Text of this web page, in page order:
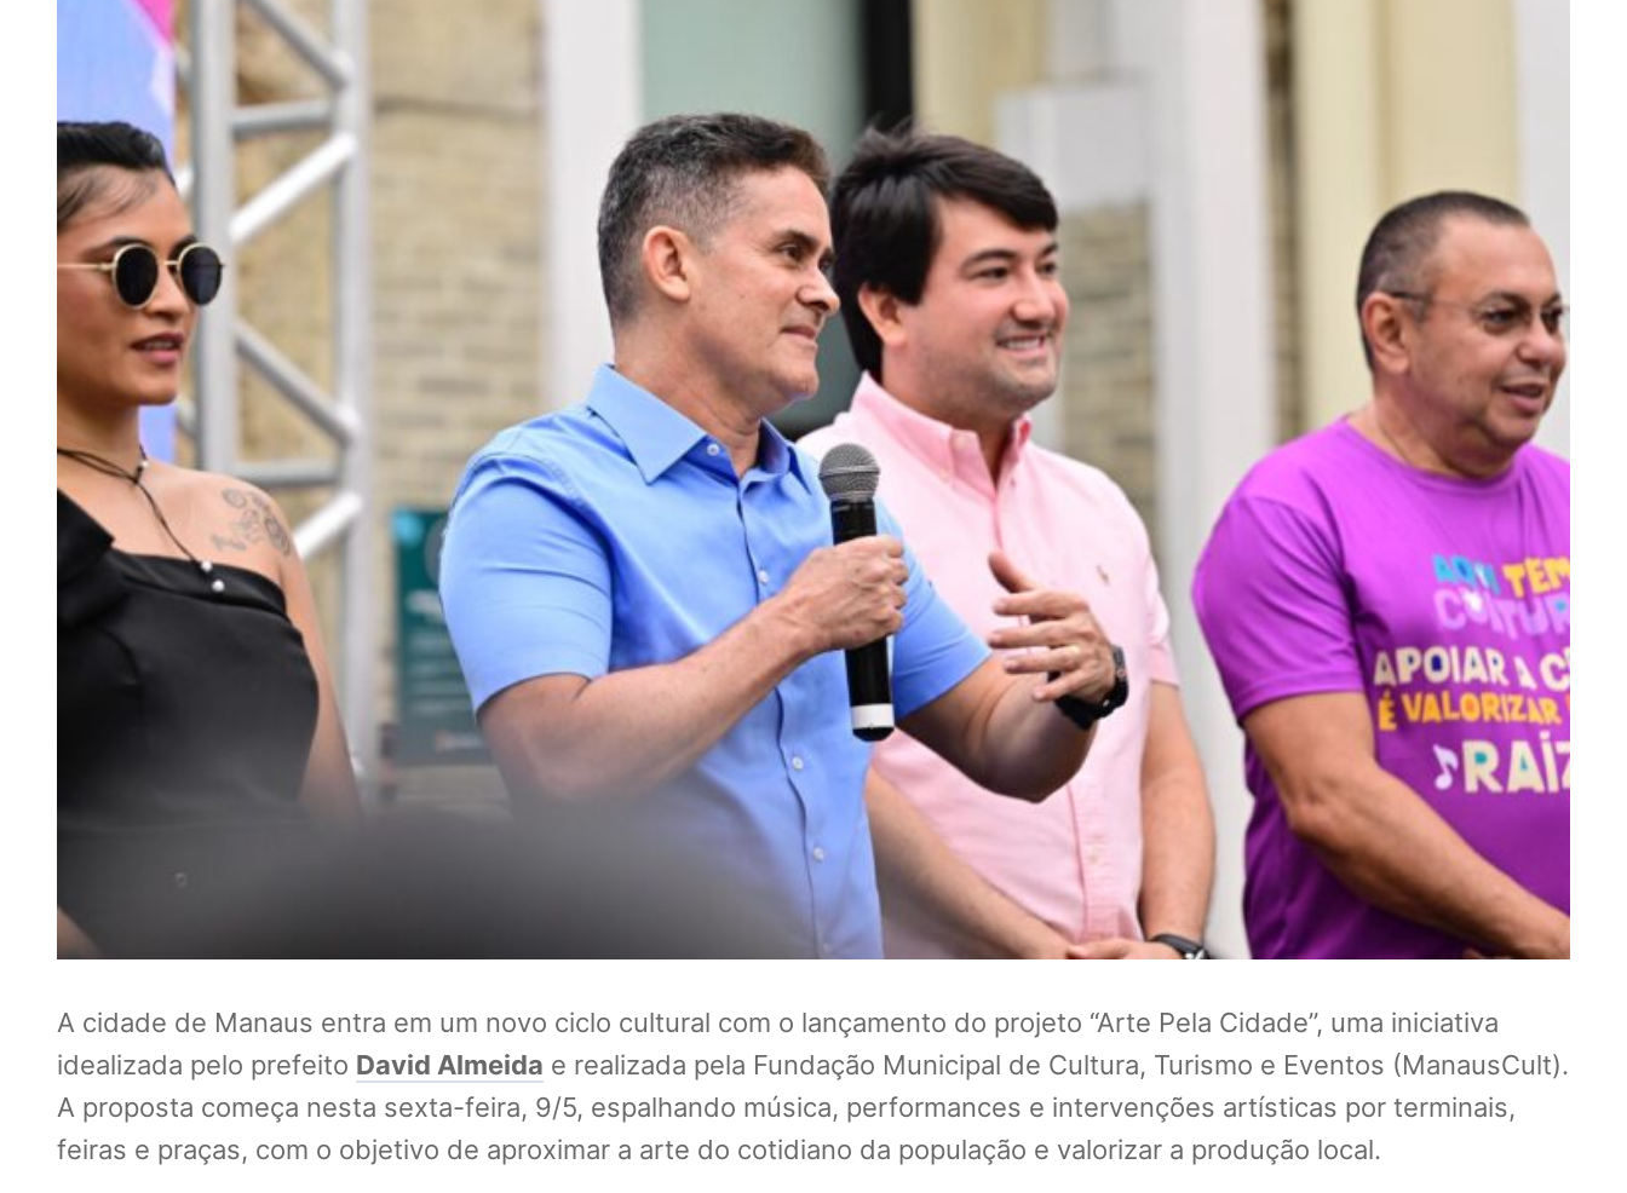
A cidade de Manaus entra em um novo ciclo cultural com o lançamento do projeto “Arte Pela Cidade”, uma iniciativa
idealizada pelo prefeito David Almeida e realizada pela Fundação Municipal de Cultura, Turismo e Eventos (ManausCult).
A proposta começa nesta sexta-feira, 9/5, espalhando música, performances e intervenções artísticas por terminais,
feiras e praças, com o objetivo de aproximar a arte do cotidiano da população e valorizar a produção local.